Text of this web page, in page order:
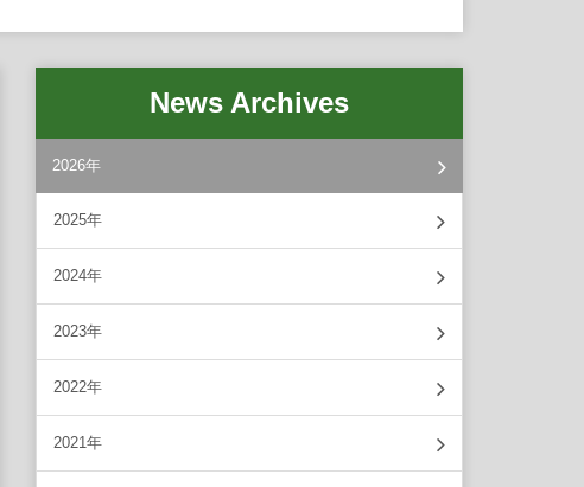
News Archives
2026年
2025年
2024年
2023年
2022年
2021年